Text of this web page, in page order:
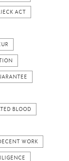
ACT
BLOOD
WORK